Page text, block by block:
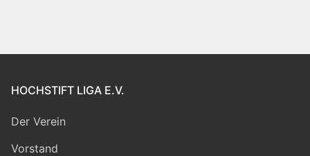
HOCHSTIFT LIGA E.V.
Der Verein
Vorstand